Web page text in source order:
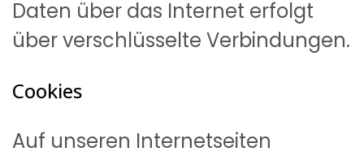
Daten über das Internet erfolgt
über verschlüsselte Verbindungen.
Cookies
Auf unseren Internetseiten